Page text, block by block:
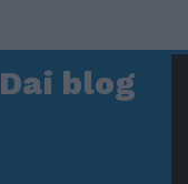
Dai blog